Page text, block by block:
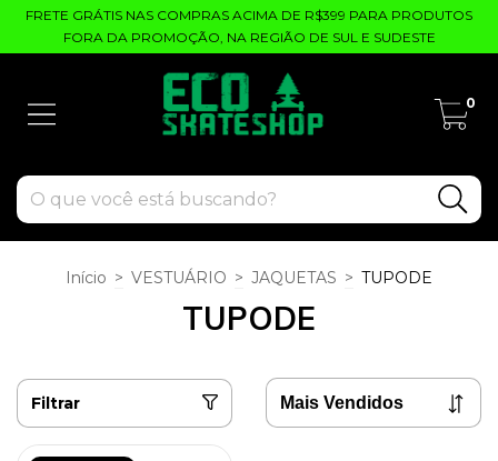
FRETE GRÁTIS NAS COMPRAS ACIMA DE R$399 PARA PRODUTOS
FORA DA PROMOÇÃO, NA REGIÃO DE SUL E SUDESTE
0
Início > VESTUÁRIO > JAQUETAS > TUPODE
TUPODE
Filtrar